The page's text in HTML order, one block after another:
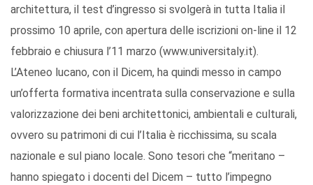
architettura, il test d’ingresso si svolgerà in tutta Italia il
prossimo 10 aprile, con apertura delle iscrizioni on-line il 12
febbraio e chiusura l’11 marzo (www.universitaly.it).
L’Ateneo lucano, con il Dicem, ha quindi messo in campo
un’offerta formativa incentrata sulla conservazione e sulla
valorizzazione dei beni architettonici, ambientali e culturali,
ovvero su patrimoni di cui l’Italia è ricchissima, su scala
nazionale e sul piano locale. Sono tesori che “meritano –
hanno spiegato i docenti del Dicem – tutto l’impegno